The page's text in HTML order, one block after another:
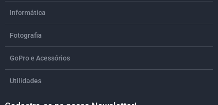
Informática
Fotografia
GoPro e Acessórios
Utilidades